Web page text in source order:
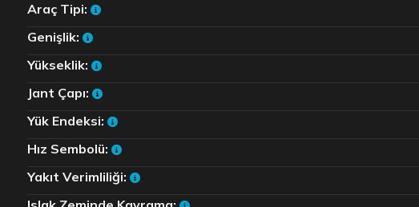
Araç Tipi:
Genişlik:
Yükseklik:
Jant Çapı:
Yük Endeksi:
Hız Sembolü:
Yakıt Verimliliği: